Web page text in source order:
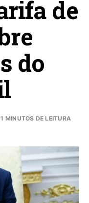
de
do
1 MINUTOS DE LEITURA